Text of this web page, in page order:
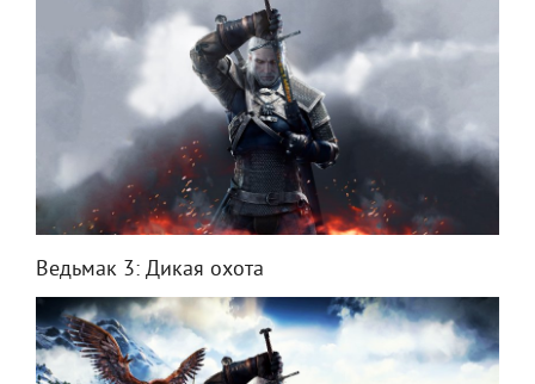
Ведьмак 3: Дикая охота